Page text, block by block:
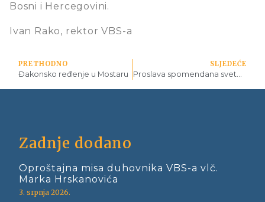
Bosni i Hercegovini.
Ivan Rako, rektor VBS-a
PRETHODNO
Đakonsko ređenje u Mostaru
SLJEDEĆE
Proslava spomendana svete Cecilije
Zadnje dodano
Oproštajna misa duhovnika VBS-a vlč.
Marka Hrskanovića
3. srpnja 2026.